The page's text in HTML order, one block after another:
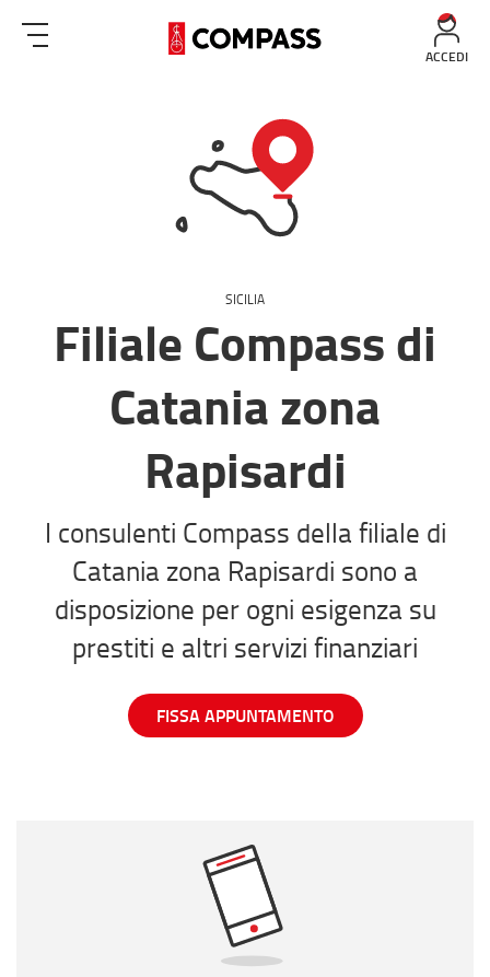
ACCEDI
SICILIA
Filiale Compass di
Catania zona
Rapisardi
I consulenti Compass della filiale di
Catania zona Rapisardi sono a
disposizione per ogni esigenza su
prestiti e altri servizi finanziari
FISSA APPUNTAMENTO